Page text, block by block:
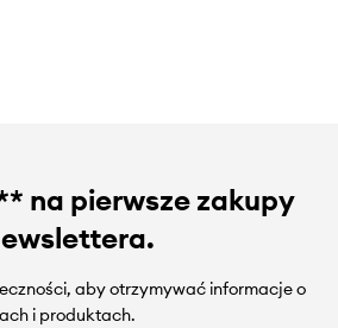
na pierwsze zakupy
aby otrzymywać informacje o
i produktach.